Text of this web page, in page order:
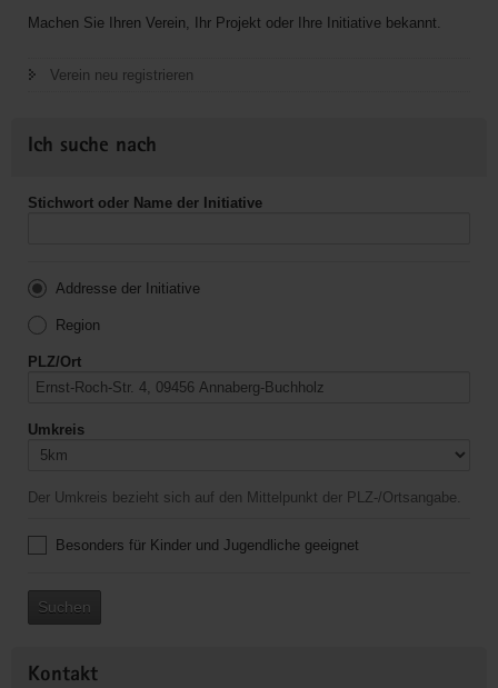
Machen Sie Ihren Verein, Ihr Projekt oder Ihre Initiative bekannt.
Verein neu registrieren
Ich suche nach
Stichwort oder Name der Initiative
Addresse der Initiative
Region
PLZ/Ort
Umkreis
Der Umkreis bezieht sich auf den Mittelpunkt der PLZ-/Ortsangabe.
Besonders für Kinder und Jugendliche geeignet
Suchen
Kontakt